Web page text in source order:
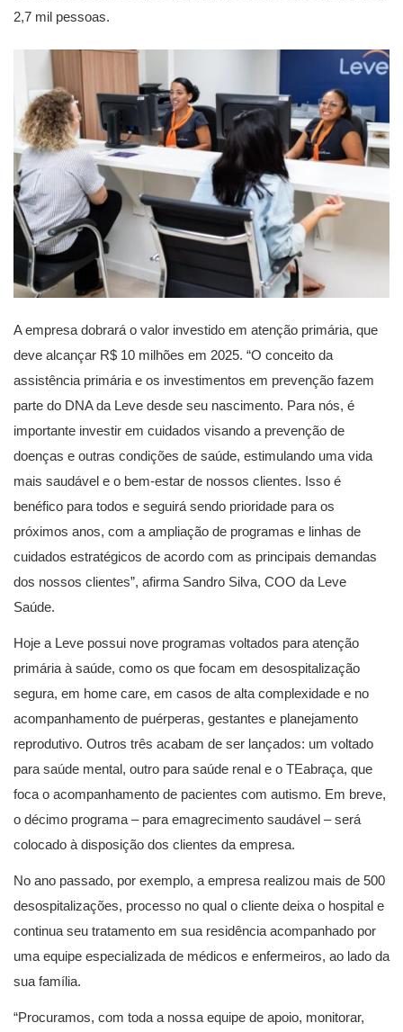
2,7 mil pessoas.
A empresa dobrará o valor investido em atenção primária, que
deve alcançar R$ 10 milhões em 2025. “O conceito da
assistência primária e os investimentos em prevenção fazem
parte do DNA da Leve desde seu nascimento. Para nós, é
importante investir em cuidados visando a prevenção de
doenças e outras condições de saúde, estimulando uma vida
mais saudável e o bem-estar de nossos clientes. Isso é
benéfico para todos e seguirá sendo prioridade para os
próximos anos, com a ampliação de programas e linhas de
cuidados estratégicos de acordo com as principais demandas
dos nossos clientes”, afirma Sandro Silva, COO da Leve
Saúde.
Hoje a Leve possui nove programas voltados para atenção
primária à saúde, como os que focam em desospitalização
segura, em home care, em casos de alta complexidade e no
acompanhamento de puérperas, gestantes e planejamento
reprodutivo. Outros três acabam de ser lançados: um voltado
para saúde mental, outro para saúde renal e o TEabraça, que
foca o acompanhamento de pacientes com autismo. Em breve,
o décimo programa – para emagrecimento saudável – será
colocado à disposição dos clientes da empresa.
No ano passado, por exemplo, a empresa realizou mais de 500
desospitalizações, processo no qual o cliente deixa o hospital e
continua seu tratamento em sua residência acompanhado por
uma equipe especializada de médicos e enfermeiros, ao lado da
sua família.
“Procuramos, com toda a nossa equipe de apoio, monitorar,